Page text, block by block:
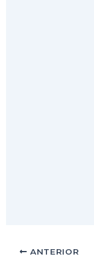
ANTERIOR